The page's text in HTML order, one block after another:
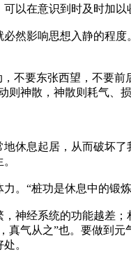
在意识到时及时加以
影响思想入静的程
不要东张西望，不要
神散，神散则耗气、损
休息起居，从而破坏
“桩功是休息中的锻
神经系统的功能越差
气从之”也。要做到
。